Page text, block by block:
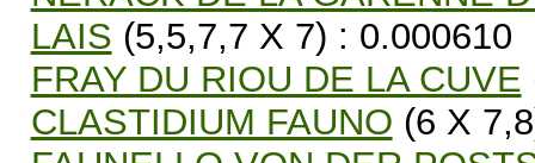
LAIS (5,5,7,7 X 7) : 0.000610
FRAY DU RIOU DE LA CUVE
CLASTIDIUM FAUNO (6 X